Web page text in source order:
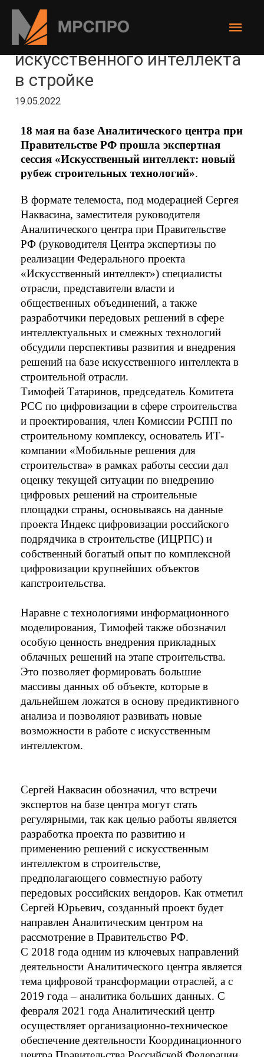
Перспективы
искусственного интеллекта
в стройке
19.05.2022
18 мая на базе Аналитического центра при
Правительстве РФ прошла экспертная
сессия «Искусственный интеллект: новый
рубеж строительных технологий».
В формате телемоста, под модерацией Сергея
Наквасина, заместителя руководителя
Аналитического центра при Правительстве
РФ (руководителя Центра экспертизы по
реализации Федерального проекта
«Искусственный интеллект») специалисты
отрасли, представители власти и
общественных объединений, а также
разработчики передовых решений в сфере
интеллектуальных и смежных технологий
обсудили перспективы развития и внедрения
решений на базе искусственного интеллекта в
строительной отрасли.
Тимофей Татаринов, председатель Комитета
РСС по цифровизации в сфере строительства
и проектирования, член Комиссии РСПП по
строительному комплексу, основатель ИТ-
компании «Мобильные решения для
строительства» в рамках работы сессии дал
оценку текущей ситуации по внедрению
цифровых решений на строительные
площадки страны, основываясь на данные
проекта Индекс цифровизации российского
подрядчика в строительстве (ИЦРПС) и
собственный богатый опыт по комплексной
цифровизации крупнейших объектов
капстроительства.
Наравне с технологиями информационного
моделирования, Тимофей также обозначил
особую ценность внедрения прикладных
облачных решений на этапе строительства.
Это позволяет формировать большие
массивы данных об объекте, которые в
дальнейшем ложатся в основу предиктивного
анализа и позволяют развивать новые
возможности в работе с искусственным
интеллектом.
Сергей Наквасин обозначил, что встречи
экспертов на базе центра могут стать
регулярными, так как целью работы является
разработка проекта по развитию и
применению решений с искусственным
интеллектом в строительстве,
предполагающего совместную работу
передовых российских вендоров. Как отметил
Сергей Юрьевич, созданный проект будет
направлен Аналитическим центром на
рассмотрение в Правительство РФ.
С 2018 года одним из ключевых направлений
деятельности Аналитического центра является
тема цифровой трансформации отраслей, а с
2019 года – аналитика больших данных. C
февраля 2021 года Аналитический центр
осуществляет организационно-техническое
обеспечение деятельности Координационного